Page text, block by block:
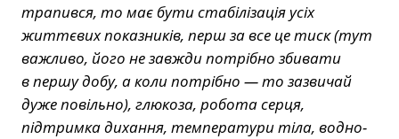
трапився, то має бути стабілізація усіх
життєвих показників, перш за все це тиск (тут
важливо, його не завжди потрібно збивати
в першу добу, а коли потрібно — то зазвичай
дуже повільно), глюкоза, робота серця,
підтримка дихання, температури тіла, водно-